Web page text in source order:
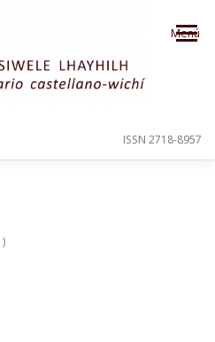
Menú
ISSN 2718-8957
)